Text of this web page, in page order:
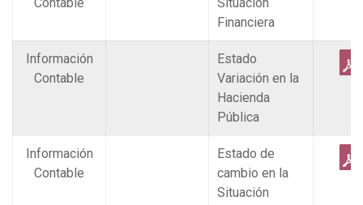
Financiera
Información
Contable
Estado
Variación en la
Hacienda
Pública
Información
Contable
Estado de
cambio en la
Situación